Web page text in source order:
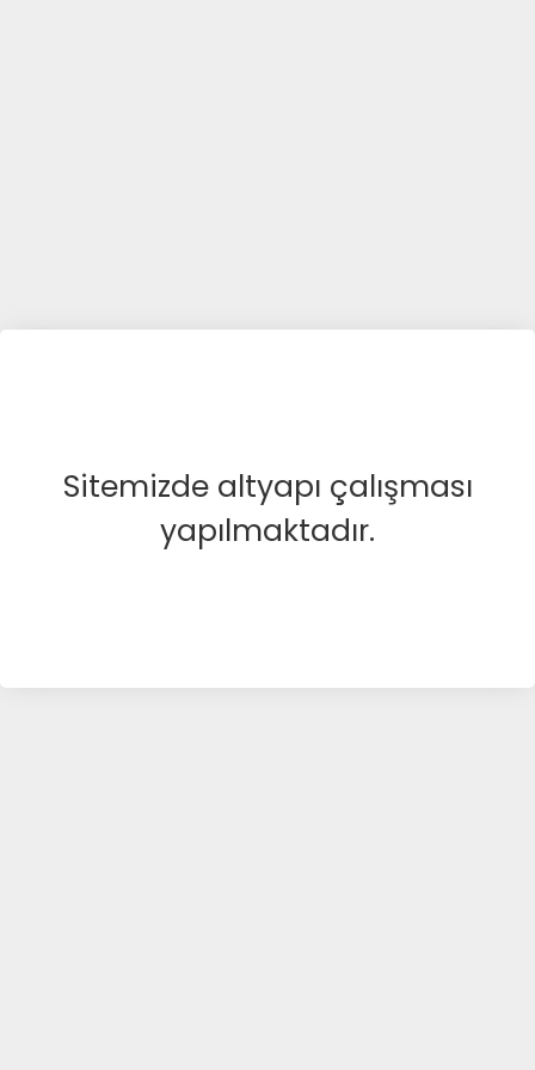
Sitemizde altyapı çalışması
yapılmaktadır.